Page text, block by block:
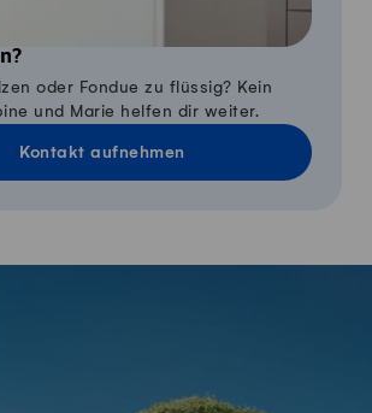
oder Fondue zu flüssig? Kein
und Marie helfen dir weiter.
Kontakt aufnehmen